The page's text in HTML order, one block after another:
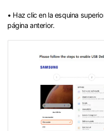
• Haz clic en la esquina
página anterior.